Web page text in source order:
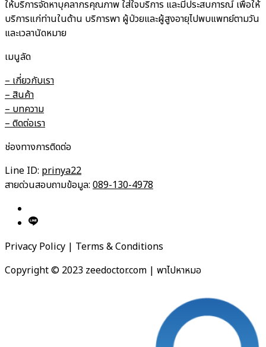
ให้บริการจัดหาบุคลากรคุณภาพ ใส่ใจบริการ และมีประสบการณ์ เพื่อให้
บริการแก่ท่านในด้าน บริการพา ผู้ป่วยและผู้สูงอายุไปพบแพทย์ตามวัน
และเวลานัดหมาย
เมนูลัด
– เกี่ยวกับเรา
– สินค้า
– บทความ
– ติดต่อเรา
ช่องทางการติดต่อ
Line ID: prinya22
สายด่วนสอบถามข้อมูล: 089-130-4978
Privacy Policy | Terms & Conditions
Copyright © 2023 zeedoctor.com | พาไปหาหมอ